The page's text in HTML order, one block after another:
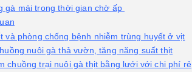
gà mái trong thời gian chờ ấp
và phòng chống bệnh nhiễm trùng huyết ở vịt
nuôi gà thả vườn, tăng năng suất thịt
chuồng trại nuôi gà thịt bằng lưới với chi phí rẻ